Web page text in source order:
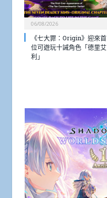
06/08/2026
《七大罪：Origin》迎來首
位可遊玩十誡角色「德里艾
利」